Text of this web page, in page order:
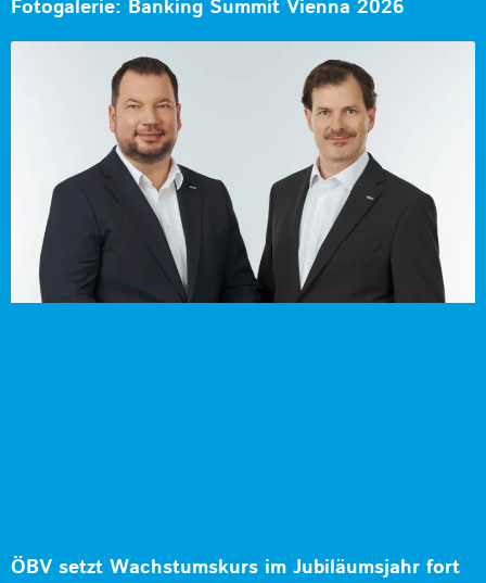
Fotogalerie: Banking Summit Vienna 2026
ÖBV setzt Wachstumskurs im Jubiläumsjahr fort